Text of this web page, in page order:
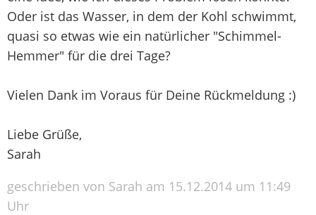
Oder ist das Wasser, in dem der Kohl schwimmt,
quasi so etwas wie ein natürlicher "Schimmel-
Hemmer" für die drei Tage?
Vielen Dank im Voraus für Deine Rückmeldung :)
Liebe Grüße,
Sarah
geschrieben von Sarah am 15.12.2014 um 11:49
Uhr